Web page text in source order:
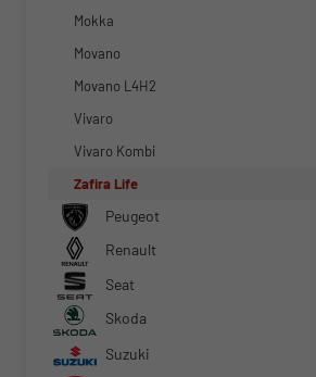
Mokka
Movano
Movano L4H2
Vivaro
Vivaro Kombi
Zafira Life
Peugeot
Renault
Seat
Skoda
Suzuki